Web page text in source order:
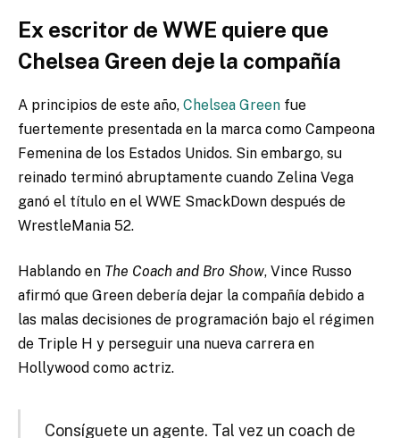
Ex escritor de WWE quiere que
Chelsea Green deje la compañía
A principios de este año, Chelsea Green fue
fuertemente presentada en la marca como Campeona
Femenina de los Estados Unidos. Sin embargo, su
reinado terminó abruptamente cuando Zelina Vega
ganó el título en el WWE SmackDown después de
WrestleMania 52.
Hablando en The Coach and Bro Show, Vince Russo
afirmó que Green debería dejar la compañía debido a
las malas decisiones de programación bajo el régimen
de Triple H y perseguir una nueva carrera en
Hollywood como actriz.
Consíguete un agente. Tal vez un coach de